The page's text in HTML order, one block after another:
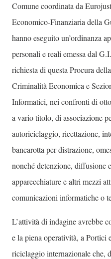
Comune coordinata da
Economico-Finanziaria della
hanno eseguito un’ordinanza
personali e reali emessa dal
richiesta di questa Procura
Criminalità Economica e
Informatici, nei confronti di
a vario titolo, di associazione
autoriciclaggio, ricettazione,
bancarotta per distrazione,
nonché detenzione, diffusione
apparecchiature e altri mezzi
comunicazioni informatiche o
L’attività di indagine avrebbe
e la piena operatività, a Portici
riciclaggio internazionale che,